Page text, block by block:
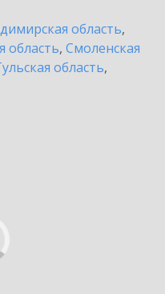
область,
область, Смоленская
область,